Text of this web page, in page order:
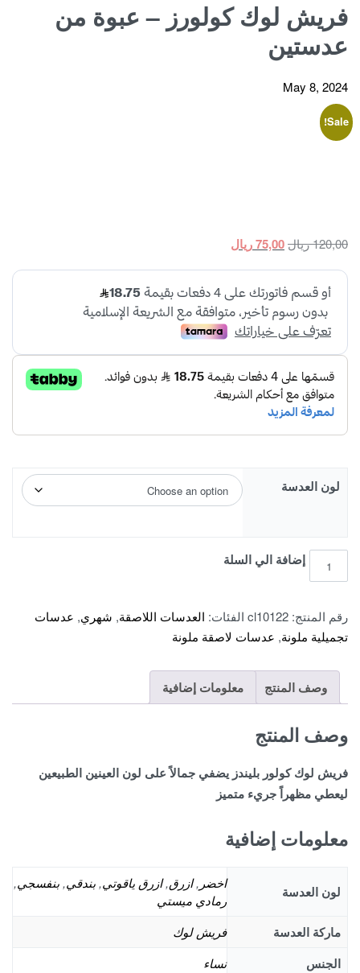
فريش لوك كولورز – عبوة من
عدستين
May 8, 2024
Sale!
120,00ريالOriginal
was:
120,00 ريال.
75,00ريال
75,00 ريال.
لون العدسة
لوك
-
عبوة
quantity
إضافة الي السلة
رقم المنتج: cl10122 الفئات: العدسات اللاصقة, شهري, عدسات
تجميلية ملونة, عدسات لاصقة ملونة
وصف المنتج معلومات إضافية
وصف المنتج
فريش لوك كولور بليندز يضفي جمالاً على لون العينين الطبيعين
ليعطي مظهراً جريء متميز
معلومات إضافية
لون العدسة
اخضر ,ازرق,ازرق ياقوتي, بندقي, بنفسجي,
رمادي ميستي
ماركة العدسة فريش لوك
الجنس نساء